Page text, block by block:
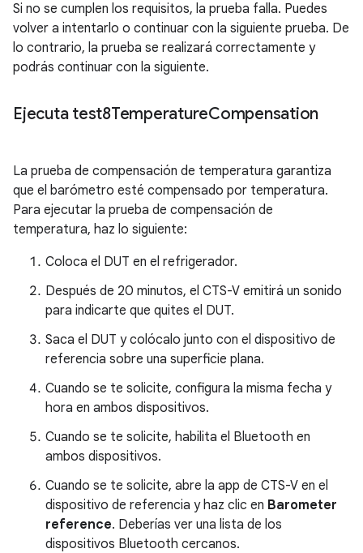
Si no se cumplen los requisitos, la prueba falla. Puedes
volver a intentarlo o continuar con la siguiente prueba. De
lo contrario, la prueba se realizará correctamente y
podrás continuar con la siguiente.
Ejecuta test8TemperatureCompensation
La prueba de compensación de temperatura garantiza
que el barómetro esté compensado por temperatura.
Para ejecutar la prueba de compensación de
temperatura, haz lo siguiente:
Coloca el DUT en el refrigerador.
Después de 20 minutos, el CTS-V emitirá un sonido
para indicarte que quites el DUT.
Saca el DUT y colócalo junto con el dispositivo de
referencia sobre una superficie plana.
Cuando se te solicite, configura la misma fecha y
hora en ambos dispositivos.
Cuando se te solicite, habilita el Bluetooth en
ambos dispositivos.
Cuando se te solicite, abre la app de CTS-V en el
dispositivo de referencia y haz clic en Barometer
reference. Deberías ver una lista de los
dispositivos Bluetooth cercanos.